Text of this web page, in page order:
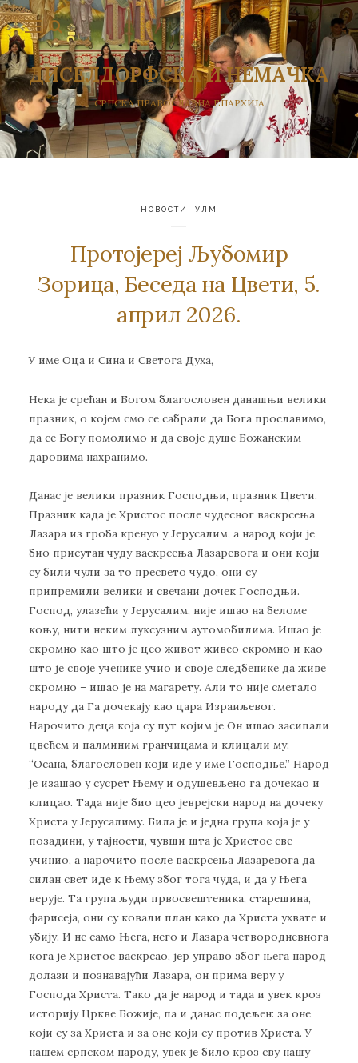
ДИСЕЛДОРФСКА И НЕМАЧКА
СРПСКА ПРАВОСЛАВНА ЕПАРХИЈА
НОВОСТИ УЛМ
Протојереј Љубомир
Зорица, Беседа на Цвети, 5.
април 2026.
У име Оца и Сина и Светога Духа,
Нека је срећан и Богом благословен данашњи велики
празник, о којем смо се сабрали да Бога прославимо,
да се Богу помолимо и да своје душе Божанским
даровима нахранимо.
Данас је велики празник Господњи, празник Цвети.
Празник када је Христос после чудесног васкрсења
Лазара из гроба кренуо у Јерусалим, а народ који је
био присутан чуду васкрсења Лазаревога и они који
су били чули за то пресвето чудо, они су
припремили велики и свечани дочек Господњи.
Господ, улазећи у Јерусалим, није ишао на беломе
коњу, нити неким луксузним аутомобилима. Ишао је
скромно као што је цео живот живео скромно и као
што је своје ученике учио и своје следбенике да живе
скромно – ишао је на магарету. Али то није сметало
народу да Га дочекају као цара Израиљевог.
Нарочито деца која су пут којим је Он ишао засипали
цвећем и палминим гранчицама и клицали му:
“Осана, благословен који иде у име Господње.” Народ
је изашао у сусрет Њему и одушевљено га дочекао и
клицао. Тада није био цео јеврејски народ на дочеку
Христа у Јерусалиму. Била је и једна група која је у
позадини, у тајности, чувши шта је Христос све
учинио, а нарочито после васкрсења Лазаревога да
силан свет иде к Њему због тога чуда, и да у Њега
верује. Та група људи првосвештеника, старешина,
фарисеја, они су ковали план како да Христа ухвате и
убију. И не само Њега, него и Лазара четвородневнога
кога је Христос васкрсао, јер управо због њега народ
долази и познавајући Лазара, он прима веру у
Господа Христа. Тако да је народ и тада и увек кроз
историју Цркве Божије, па и данас подељен: за оне
који су за Христа и за оне који су против Христа. У
нашем српском народу, увек је било кроз сву нашу